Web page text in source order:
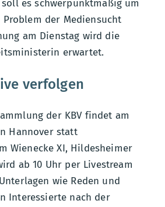
es schwerpunktmäßig um
Problem der Mediensucht
am Dienstag wird die
erwartet.
verfolgen
der KBV findet am
Hannover statt
Wienecke XI, Hildesheimer
ab 10 Uhr per Livestream
wie Reden und
Interessierte nach der